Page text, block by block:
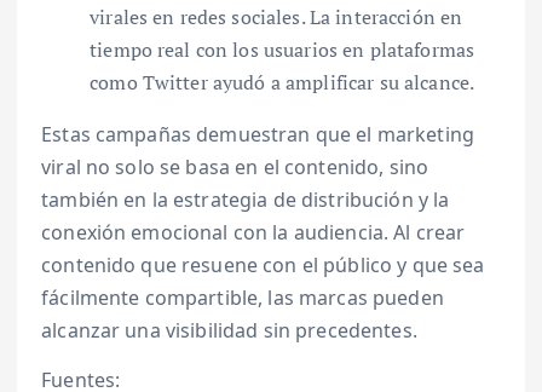
virales en redes sociales. La interacción en
tiempo real con los usuarios en plataformas
como Twitter ayudó a amplificar su alcance.
Estas campañas demuestran que el marketing
viral no solo se basa en el contenido, sino
también en la estrategia de distribución y la
conexión emocional con la audiencia. Al crear
contenido que resuene con el público y que sea
fácilmente compartible, las marcas pueden
alcanzar una visibilidad sin precedentes.
Fuentes: